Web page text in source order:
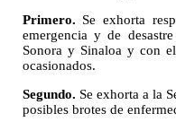
Primero. Se exhorta
emergencia y de
Sonora y Sinaloa y con
ocasionados.
Segundo. Se exhorta a la
posibles brotes de